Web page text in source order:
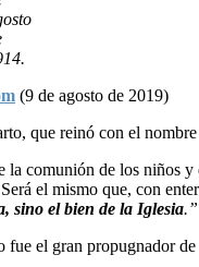
(9 de agosto de 2019)
que reinó con el
comunión de los niños
el mismo que, con
sino el bien de la Iglesia.”
el gran propugnador